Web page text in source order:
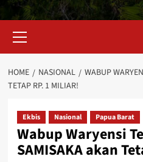
Menu
HOME NASIONAL
WABUP
TETAP RP. 1 MILIAR!
Ekbis Nasional Papua Barat
Wabup Waryensi
SAMISAKA akan